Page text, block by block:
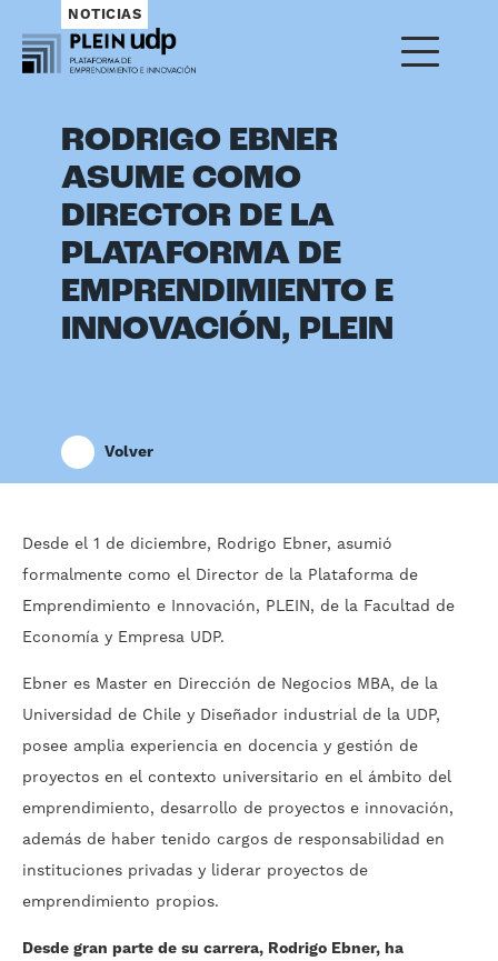
NOTICIAS
RODRIGO EBNER
ASUME COMO
DIRECTOR DE LA
PLATAFORMA DE
EMPRENDIMIENTO E
INNOVACIÓN, PLEIN
Volver
Desde el 1 de diciembre, Rodrigo Ebner, asumió
formalmente como el Director de la Plataforma de
Emprendimiento e Innovación, PLEIN, de la Facultad de
Economía y Empresa UDP.
Ebner es Master en Dirección de Negocios MBA, de la
Universidad de Chile y Diseñador industrial de la UDP,
posee amplia experiencia en docencia y gestión de
proyectos en el contexto universitario en el ámbito del
emprendimiento, desarrollo de proyectos e innovación,
además de haber tenido cargos de responsabilidad en
instituciones privadas y liderar proyectos de
emprendimiento propios.
Desde gran parte de su carrera, Rodrigo Ebner, ha